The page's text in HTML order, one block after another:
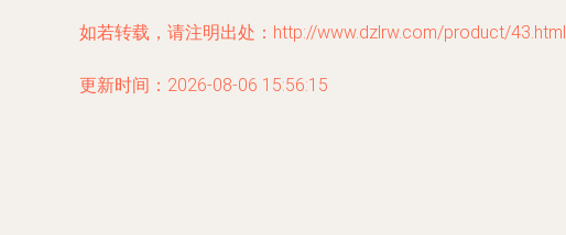
如若转载，请注明出处：http://www.dzlrw.com/product/43.html
更新时间：2026-08-06 15:56:15